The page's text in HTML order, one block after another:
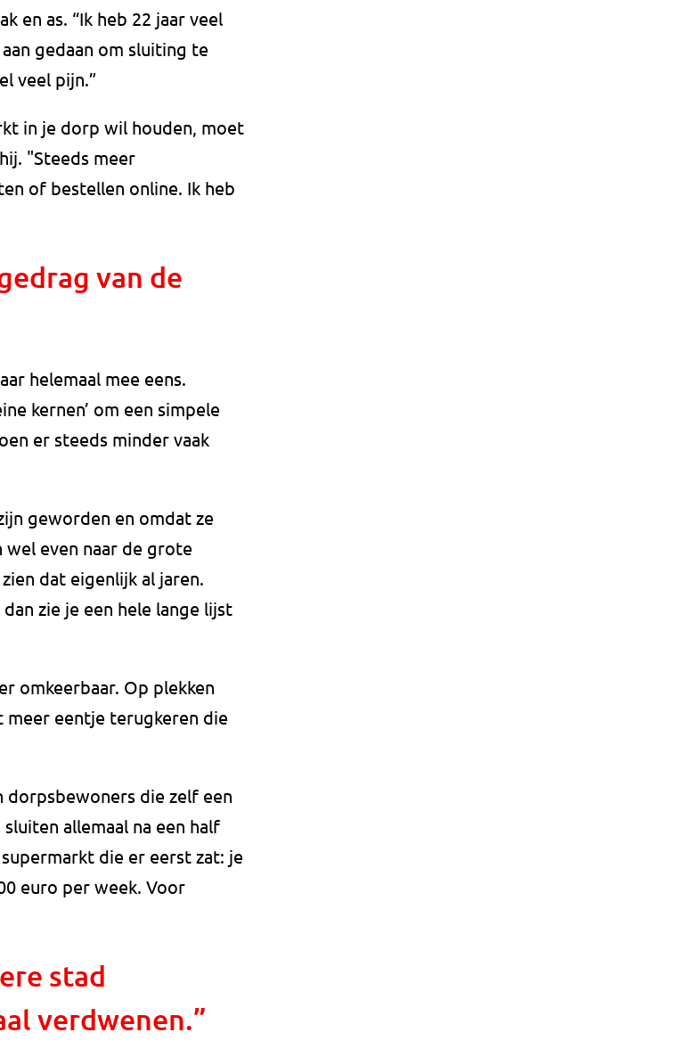
en as. “Ik heb 22 jaar veel
gedaan om sluiting te
veel pijn.”
in je dorp wil houden, moet
"Steeds meer
of bestellen online. Ik heb
van de
helemaal mee eens.
kernen’ om een simpele
er steeds minder vaak
geworden en omdat ze
wel even naar de grote
dat eigenlijk al jaren.
zie je een hele lange lijst
omkeerbaar. Op plekken
meer eentje terugkeren die
dorpsbewoners die zelf een
allemaal na een half
die er eerst zat: je
euro per week. Voor
stad
verdwenen.”